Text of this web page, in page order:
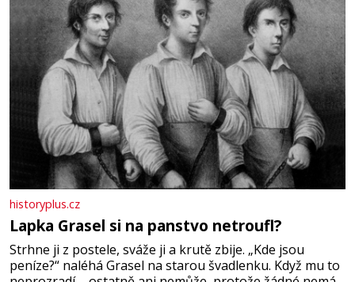
historyplus.cz
Lapka Grasel si na panstvo netroufl?
Strhne ji z postele, sváže ji a krutě zbije. „Kde jsou
peníze?“ naléhá Grasel na starou švadlenku. Když mu to